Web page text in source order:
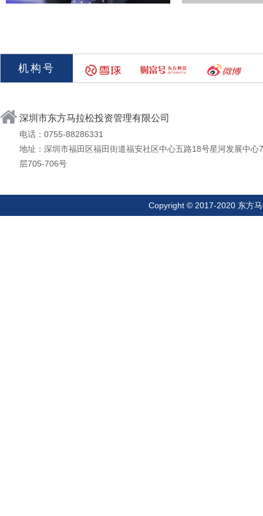
机构号
深圳市东方马拉松投资管理有限公司
电话：0755-88286331
地址：深圳市福田区福田街道福安社区中心五路18号星河发展中心7
层705-706号
Copyright © 2017-2020 东方